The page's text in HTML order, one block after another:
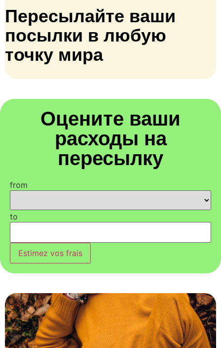
Пересылайте ваши
посылки в любую
точку мира
Оцените ваши
расходы на
пересылку
from
to
Estimez vos frais